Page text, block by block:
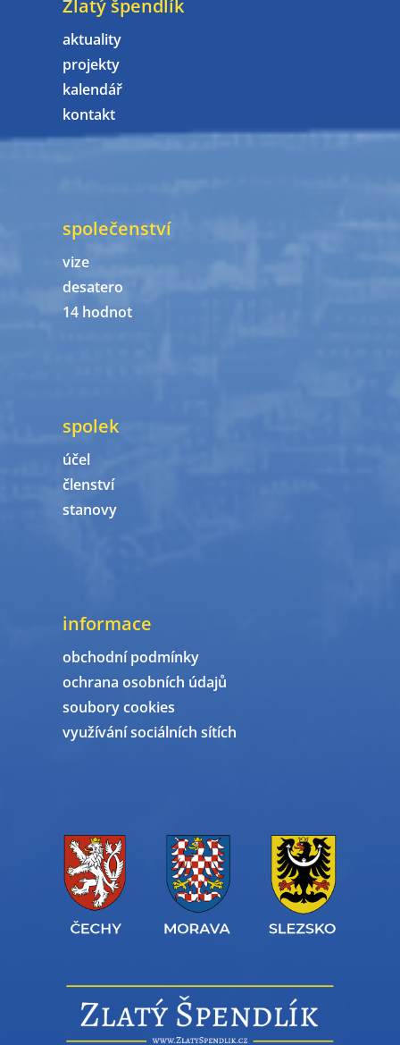
Zlatý špendlík
aktuality
projekty
kalendář
kontakt
společenství
vize
desatero
14 hodnot
spolek
účel
členství
stanovy
informace
obchodní podmínky
ochrana osobních údajů
soubory cookies
využívání sociálních sítích